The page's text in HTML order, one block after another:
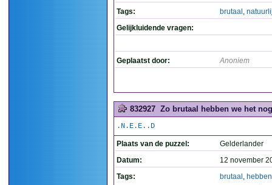
Tags:
brutaal ,
Gelijkluidende vragen:
Geplaatst door: Anoniem
832927 Zo brutaal hebben we het
.N.E.E..D
Plaats van de puzzel:
Gelderlander
Datum:
12 november
Tags:
brutaal , hebben